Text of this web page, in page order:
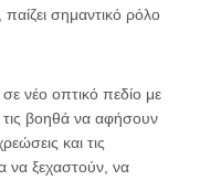
παίζει σημαντικό ρόλο
σε νέο οπτικό πεδίο με
βοηθά να αφήσουν
και τις
να ξεχαστούν, να